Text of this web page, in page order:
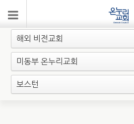
약도/주차
해외 비전교회
미동부 온누리교회
보스턴